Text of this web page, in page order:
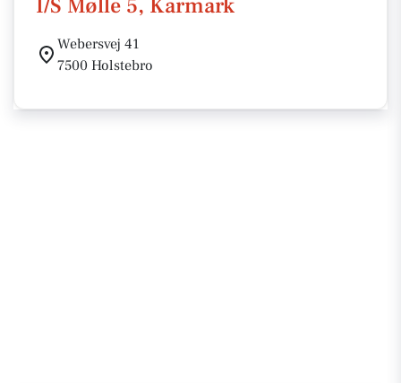
I/S Mølle 5, Karmark
Webersvej 41
7500 Holstebro